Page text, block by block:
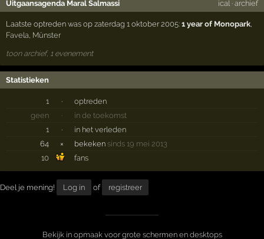
Uitgaansagenda Maral Salmassi ical· archief
Laatste optreden was op zaterdag 1 oktober 2005:1 year of Monopark
Favela Münster
toon archief, 1 evenement
Statistieken
1 ·
optreden
geen
·
in de toekomst
1
·
in het verleden
64
× bekeken sinds 19 mei 2013
10
fans
Deel je mening! Log in of registreer
Bekijk in opmaak voor grote schermen en desktops